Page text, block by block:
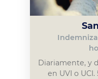
Diariamente, y
en UVI o